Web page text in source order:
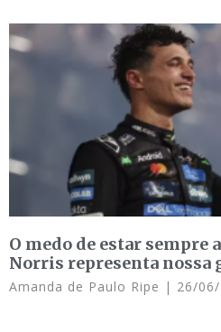
O medo de estar sempre
Norris representa nossa
Amanda de Paulo Ripe 26/